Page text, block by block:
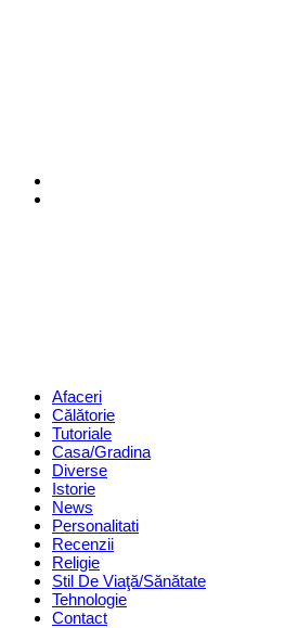
Menu Afaceri
Călătorie
Tutoriale
Casa/Gradina
Diverse
Istorie
News
Personalitati
Recenzii
Religie
Stil De Viaţă/Sănătate
Tehnologie
Contact